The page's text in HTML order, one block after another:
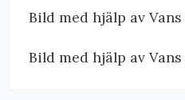
Bild med hjälp av Vans
Bild med hjälp av Vans